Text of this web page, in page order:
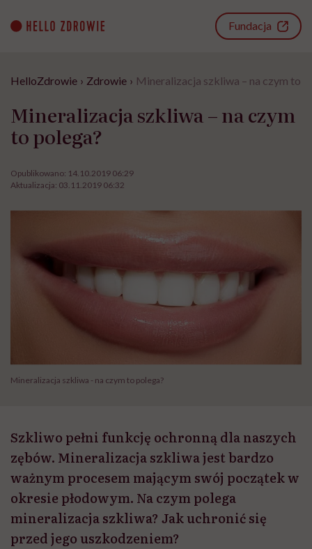
content
Fundacja
HelloZdrowie › Zdrowie › Mineralizacja szkliwa – na czym to
Mineralizacja szkliwa – na czym
to polega?
Opublikowano: 14.10.2019 06:29
Aktualizacja: 03.11.2019 06:32
Mineralizacja szkliwa - na czym to polega?
Szkliwo pełni funkcję ochronną dla naszych
zębów. Mineralizacja szkliwa jest bardzo
ważnym procesem mającym swój początek w
okresie płodowym. Na czym polega
mineralizacja szkliwa? Jak uchronić się
przed jego uszkodzeniem?